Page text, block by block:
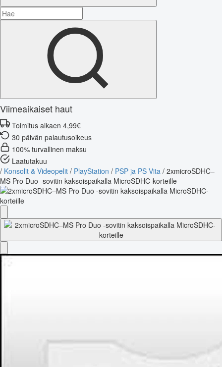
Viimeaikaiset haut
Toimitus alkaen 4,99€
30 päivän palautusoikeus
100% turvallinen maksu
Laatutakuu
/ Konsolit & Videopelit / PlayStation / PSP ja PS Vita / 2xmicroSDHC–
MS Pro Duo -sovitin kaksoispaikalla MicroSDHC-korteille